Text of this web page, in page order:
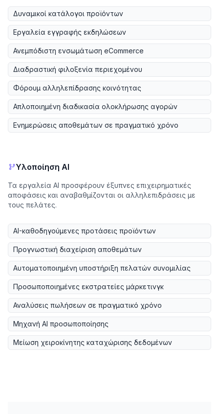
Δυναμικοί κατάλογοι προϊόντων
Εργαλεία εγγραφής εκδηλώσεων
Ανεμπόδιστη ενσωμάτωση eCommerce
Διαδραστική φιλοξενία περιεχομένου
Φόρουμ αλληλεπίδρασης κοινότητας
Απλοποιημένη διαδικασία ολοκλήρωσης αγορών
Ενημερώσεις αποθεμάτων σε πραγματικό χρόνο
Υλοποίηση AI
Τα εργαλεία AI προσφέρουν έξυπνες επιχειρηματικές
αποφάσεις και αναβαθμίζονται οι αλληλεπιδράσεις με
τους πελάτες.
AI-καθοδηγούμενες προτάσεις προϊόντων
Προγνωστική διαχείριση αποθεμάτων
Αυτοματοποιημένη υποστήριξη πελατών συνομιλίας
Προσωποποιημένες εκστρατείες μάρκετινγκ
Αναλύσεις πωλήσεων σε πραγματικό χρόνο
Μηχανή AI προσωποποίησης
Μείωση χειροκίνητης καταχώρισης δεδομένων